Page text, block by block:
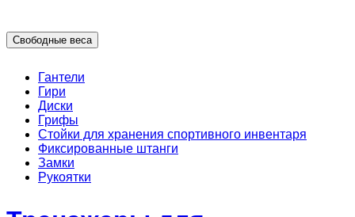
Свободные веса
Гантели
Гири
Диски
Грифы
Стойки для хранения спортивного инвентаря
Фиксированные штанги
Замки
Рукоятки